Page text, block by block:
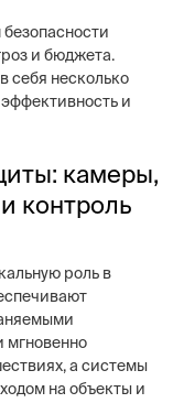
и бюджета.
себя несколько
и
камеры,
контроль
роль в
мгновенно
а системы
на объекты и